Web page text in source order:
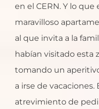
en el CERN. Y lo
maravilloso
al que invita a la
habían visitado esta
tomando un
a irse de
atrevimiento de